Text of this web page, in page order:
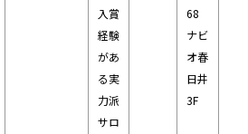
入賞
経験
があ
る実
力派
サロ
68
ナビ
オ春
日井
3F